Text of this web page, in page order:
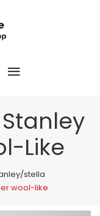
Like
stella
wool-like